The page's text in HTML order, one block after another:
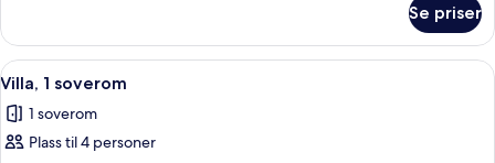
3
soverom,
balkong
Se priser
Åpne
alle
bildene
av
Flatskjerm-TV, DVD-spiller,
2
Villa, 1 soverom
1 soverom
Plass til 4 personer